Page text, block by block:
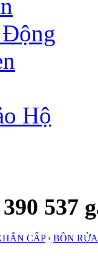
Hộ
390 537
CẤP › BỒN